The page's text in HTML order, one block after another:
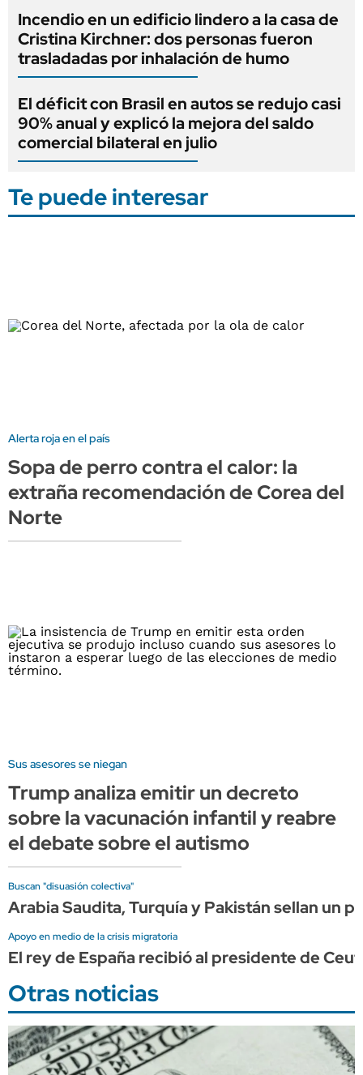
Incendio en un edificio lindero a la casa de
Cristina Kirchner: dos personas fueron
trasladadas por inhalación de humo
El déficit con Brasil en autos se redujo casi
90% anual y explicó la mejora del saldo
comercial bilateral en julio
Te puede interesar
Alerta roja en el país
Sopa de perro contra el calor: la
extraña recomendación de Corea del
Norte
Sus asesores se niegan
Trump analiza emitir un decreto
sobre la vacunación infantil y reabre
el debate sobre el autismo
Buscan "disuasión colectiva"
Arabia Saudita, Turquía y Pakistán sellan un
Apoyo en medio de la crisis migratoria
El rey de España recibió al presidente de
Otras noticias